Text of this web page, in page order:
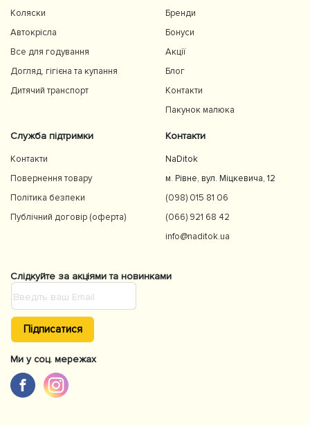
Коляски
Автокрісла
Все для годування
Догляд, гігієна та купання
Дитячий транспорт
Бренди
Бонуси
Акції
Блог
Контакти
Пакунок малюка
Служба підтримки
Контакти
Повернення товару
Політика безпеки
Публічний договір (оферта)
Контакти
NaDitok
м. Рівне, вул. Міцкевича, 12
(098) 015 81 06
(066) 921 68 42
info@naditok.ua
Слідкуйте за акціями та новинками
Підписатися
Ми у соц. мережах